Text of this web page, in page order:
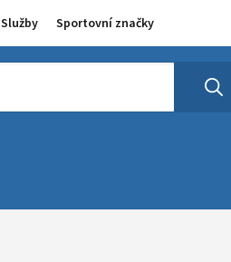
Služby Sportovní značky